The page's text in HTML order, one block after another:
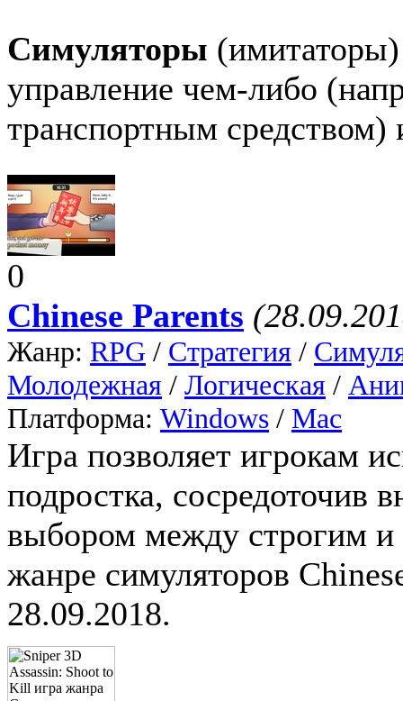
Симуляторы
управление чем-либо
транспортным
0
Chinese Parents
Жанр: RPG / Стратегия /
Молодежная / Логическая /
Платформа: Windows / Mac
Игра позволяет игрокам
подростка, сосредоточив
выбором между строгим
жанре симуляторов
28.09.2018.